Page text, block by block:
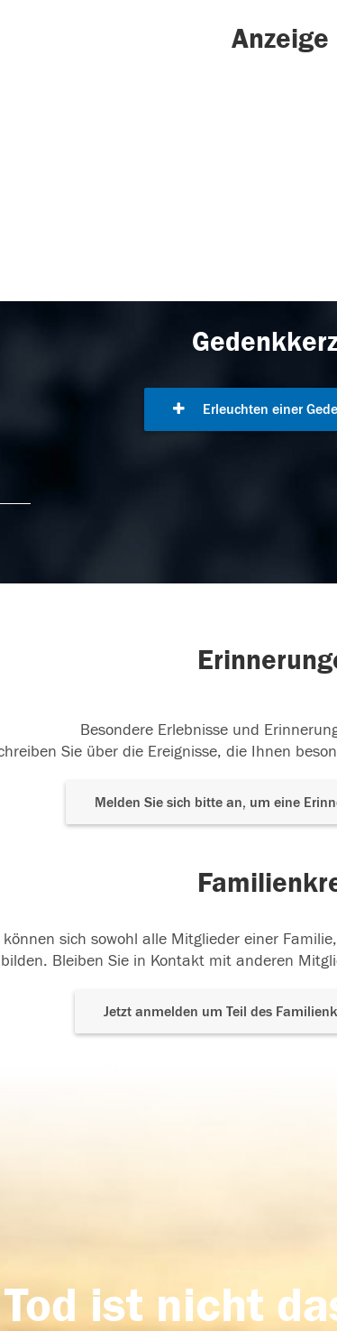
Anzeige
Erleuchten einer
Besondere Erlebnisse und
Sie über die Ereignisse, die Ihnen
Melden Sie sich bitte an, um eine
sich sowohl alle Mitglieder einer
Bleiben Sie in Kontakt mit anderen
Jetzt anmelden um Teil des
ist nicht